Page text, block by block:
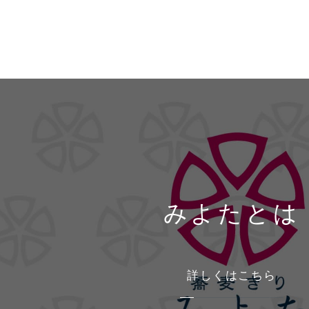
みよたとは
詳しくはこちら